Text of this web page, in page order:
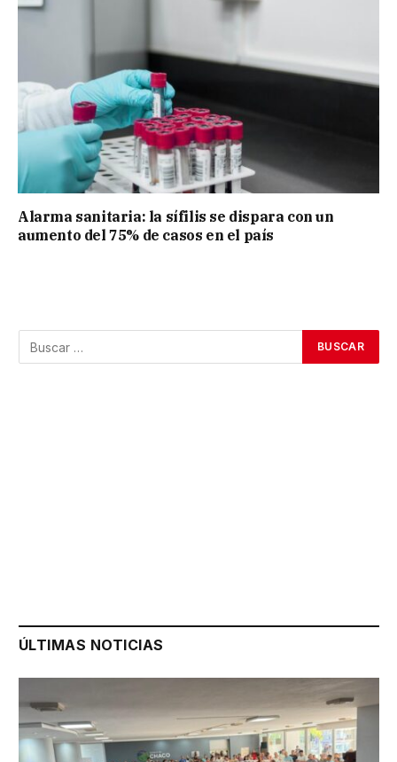
Alarma sanitaria: la sífilis se dispara con un
aumento del 75% de casos en el país
ÚLTIMAS NOTICIAS